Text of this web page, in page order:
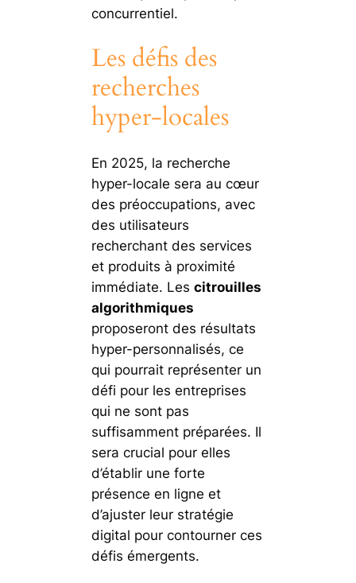
concurrentiel.
Les défis des
recherches
hyper-locales
En 2025, la recherche
hyper-locale sera au cœur
des préoccupations, avec
des utilisateurs
recherchant des services
et produits à proximité
immédiate. Lescitrouilles
algorithmiques
proposeront des résultats
hyper-personnalisés, ce
qui pourrait représenter un
défi pour les entreprises
qui ne sont pas
suffisamment préparées. Il
sera crucial pour elles
d’établir une forte
présence en ligne et
d’ajuster leur stratégie
digital pour contourner ces
défis émergents.